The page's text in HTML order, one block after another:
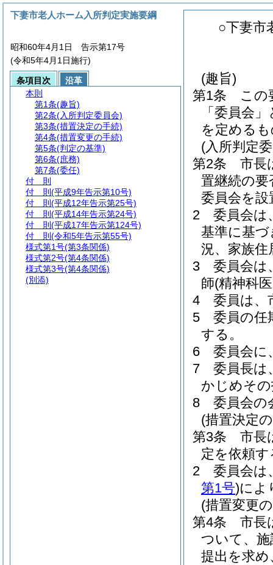
○下妻市
(趣旨)
第1条
この
「委員会
を定める
(入所判定
第2条
市長
置継続の要
委員会を設
2
委員会は
基準に基
況、家族
3
委員会は
師(精神科
4
委員は、
5
委員の任
する。
6
委員会に
7
委員長は
かじめそ
8
委員会の
(措置決定
第3条
市長
定を依頼
2
委員会は
第1号)によ
(措置変更
第4条
市長
ついて、
提出を求
下妻市老人ホーム入所判定実施要綱
昭和60年4月1日 告示第17号
(令和5年4月1日施行)
条項目次
沿革
本則
第1条(趣旨)
第2条(入所判定委員会)
第3条(措置決定の手続)
第4条(措置変更の手続)
第5条(判定の基準)
第6条(庶務)
第7条(委任)
付 則
付 則 (平成9年告示第10号)
付 則 (平成12年告示第25号)
付 則 (平成14年告示第24号)
付 則 (平成17年告示第124号)
付 則 (令和5年告示第55号)
様式第1号(第3条関係)
様式第2号(第4条関係)
様式第3号(第4条関係)
(別添)